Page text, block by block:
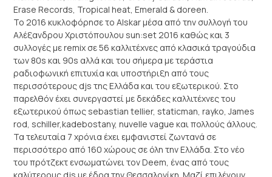
Erase Records, Tropical heat, Emerald & doreen.
Το 2016 κυκλοφόρησε το Alskar μέσα από την συλλογή του
Αλέξανδρου Χριστόπουλου sun:set 2016 καθώς και 3
συλλογές με remix σε 56 καλλιτέχνες από κλασικά τραγούδια
των 80s και 90s αλλά και του σήμερα με τεράστια
ραδιοφωνική επιτυχία και υποστήριξη από τους
περισσότερους djs της Ελλάδα και του εξωτερικού. Στο
παρελθόν έχει συνεργαστεί με δεκάδες καλλιτέχνες του
εξωτερικού όπως sebastian tellier, staticman, rayko, James
rod, schiller,kadebostany, nuvelle vague και πολλούς άλλους.
Τα τελευταία 7 χρόνια έχει εμφανιστεί ζωντανά σε
περισσότερο από 160 χώρους σε όλη την Ελλάδα. Στο νέο
του πρότζεκτ ενσωματώνει τον Deem, ένας από τους